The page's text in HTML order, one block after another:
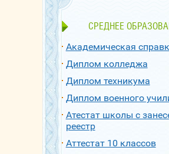
СРЕДНЕЕ
Академическая
Диплом колледжа
Диплом техникума
Диплом военного
Атестат школы с
реестр
Аттестат 10 классов